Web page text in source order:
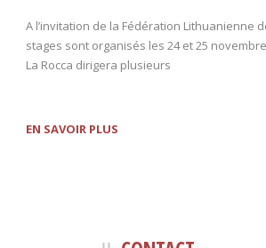
A l’invitation de la Fédération Lithuanienne
stages sont organisés les 24 et 25
La Rocca dirigera plusieurs
EN SAVOIR PLUS